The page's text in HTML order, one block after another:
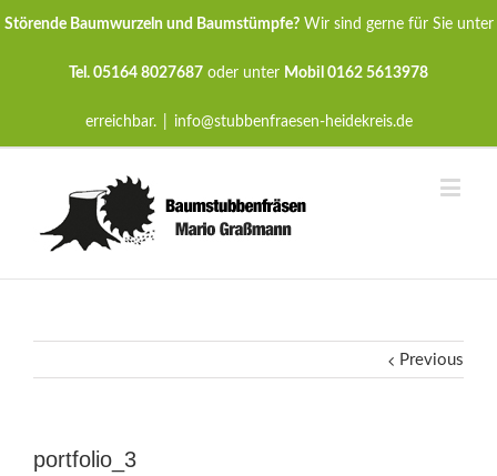
Störende Baumwurzeln und Baumstümpfe?Wir sind gerne für Sie unter
Tel. 05164 8027687 oder unter Mobil 0162 5613978
erreichbar. info@stubbenfraesen-heidekreis.de
Previous
portfolio_3